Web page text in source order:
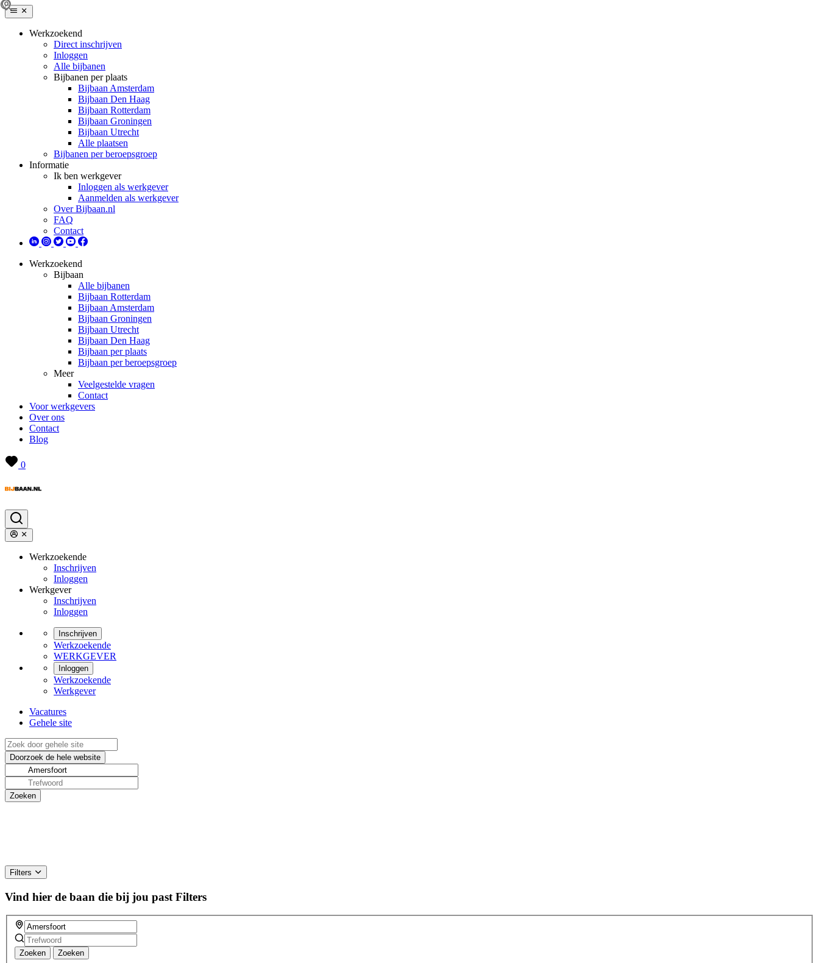
Werkzoekend
Direct inschrijven
Inloggen
Alle bijbanen
Bijbanen per plaats
Bijbaan Amsterdam
Bijbaan Den Haag
Bijbaan Rotterdam
Bijbaan Groningen
Bijbaan Utrecht
Alle plaatsen
Bijbanen per beroepsgroep
Informatie
Ik ben werkgever
Inloggen als werkgever
Aanmelden als werkgever
Over Bijbaan.nl
FAQ
Contact
Werkzoekend
Bijbaan
Alle bijbanen
Bijbaan Rotterdam
Bijbaan Amsterdam
Bijbaan Groningen
Bijbaan Utrecht
Bijbaan Den Haag
Bijbaan per plaats
Bijbaan per beroepsgroep
Meer
Veelgestelde vragen
Contact
Voor werkgevers
Over ons
Contact
Blog
0
Werkzoekende
Inschrijven
Inloggen
Werkgever
Inschrijven
Inloggen
Inschrijven
Werkzoekende
WERKGEVER
Inloggen
Werkzoekende
Werkgever
Vacatures
Gehele site
Filters
Vind hier de baan die bij jou past Filters
Zoeken Zoeken